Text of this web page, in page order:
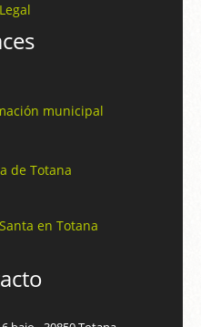
municipal
de Totana
en Totana